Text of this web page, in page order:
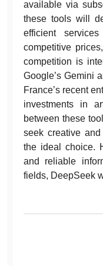
available via
these tools will
efficient
competitive
competition is
Google’s Gemini
France’s recent
investments in
between these
seek creative
the ideal choice.
and reliable
fields, DeepSeek